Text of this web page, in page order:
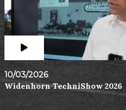
10/03/2026
Widenhorn TechniShow 2026